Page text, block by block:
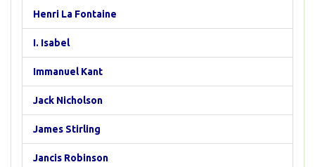
Henri La Fontaine
I. Isabel
Immanuel Kant
Jack Nicholson
James Stirling
Jancis Robinson